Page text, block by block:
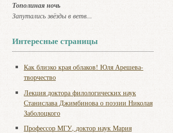
Тополиная ночь
Запутались звёзды в ветв...
Интересные страницы
Как близко края облаков! Юля Арешева-
творчество
Лекция доктора филологических наук
Станислава Джимбинова о поэзии Николая
Заболоцкого
Профессор МГУ, доктор наук Мария